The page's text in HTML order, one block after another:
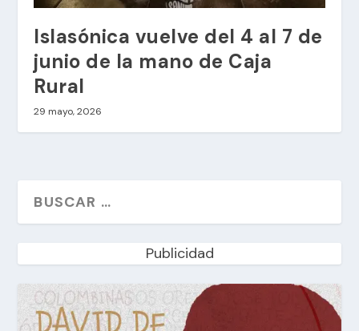
Islasónica vuelve del 4 al 7 de
junio de la mano de Caja
Rural
29 mayo, 2026
Publicidad